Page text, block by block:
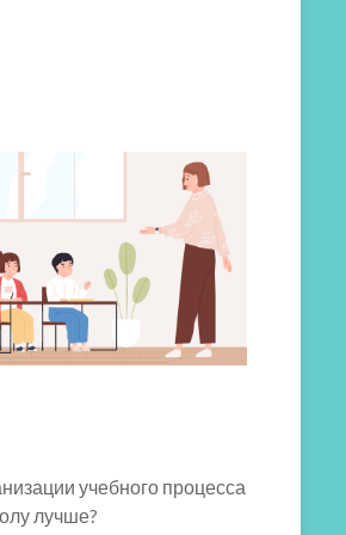
учебного процесса
лучше?